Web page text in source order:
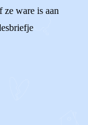
ware is aan